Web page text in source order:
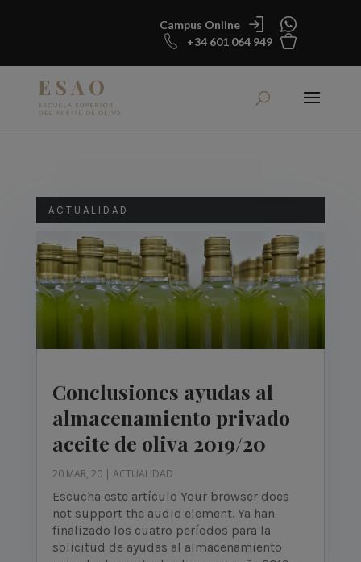
Campus Online
+34 601 064 949
ACTUALIDAD
Conclusiones ayudas al
almacenamiento privado
aceite de oliva 2019/20
20 MAR, 20| ACTUALIDAD
Escucha este artículo Your browser does
not support the audio element. Ya han
finalizado los cuatro períodos para la
solicitud de ayudas al almacenamiento